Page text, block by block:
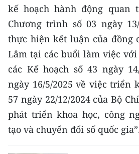
РУССКИЙ
ESPAÑOL
한국어
kế hoạch hành động quan
Chương trình số 03 ngày
thực hiện kết luận của đồng
Lâm tại các buổi làm việc
các Kế hoạch số 43 ngày
ngày 16/5/2025 về việc triển
57 ngày 22/12/2024 của Bộ
phát triển khoa học, công
tạo và chuyển đổi số quốc